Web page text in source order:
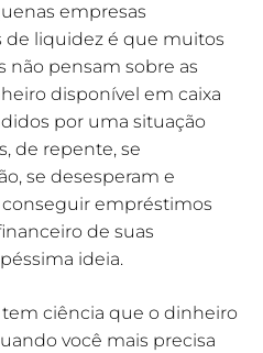
empresas
liquidez é que muitos
não pensam sobre as
disponível em caixa
por uma situação
de repente, se
se desesperam e
empréstimos
de suas
ideia.
ciência que o dinheiro
você mais precisa